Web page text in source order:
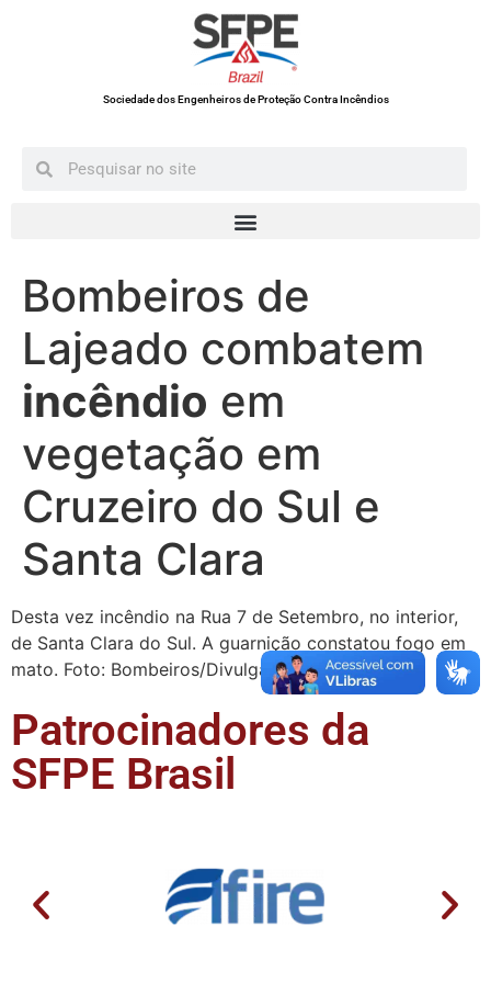
Sociedade dos Engenheiros de Proteção Contra Incêndios
Bombeiros de
Lajeado combatem
incêndio em
vegetação em
Cruzeiro do Sul e
Santa Clara
Desta vez incêndio na Rua 7 de Setembro, no interior,
de Santa Clara do Sul. A guarnição constatou fogo em
mato. Foto: Bombeiros/Divulgação. As chamas …
Patrocinadores da
SFPE Brasil